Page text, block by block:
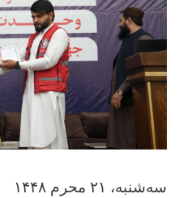
سه‌شنبه، ۲۱ محرم ۱۴۴۸